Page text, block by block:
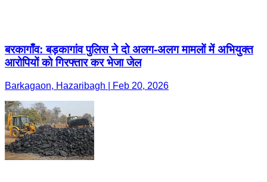
बरकागाँव: बड़कागांव पुलिस ने दो अलग-अलग मामलों में अभियुक्त
आरोपियों को गिरफ्तार कर भेजा जेल
Barkagaon, Hazaribagh | Feb 20, 2026